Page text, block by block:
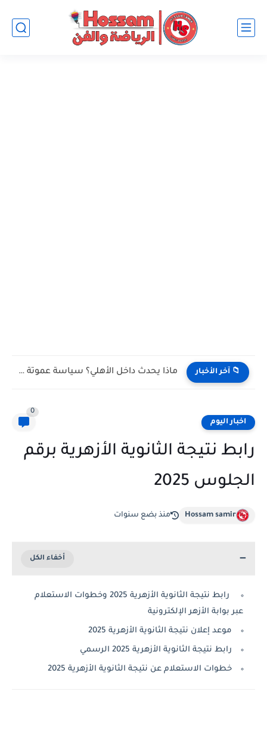
📁 آخر الأخبار ماذا يحدث داخل الأهلي؟ سياسة عموتة الجديدة تثير الجدل بعد...
اخبار اليوم
0
رابط نتيجة الثانوية الأزهرية برقم
الجلوس 2025
Hossam samir منذ بضع سنوات
رابط نتيجة الثانوية الأزهرية 2025 وخطوات الاستعلام
عبر بوابة الأزهر الإلكترونية
موعد إعلان نتيجة الثانوية الأزهرية 2025
رابط نتيجة الثانوية الأزهرية 2025 الرسمي
خطوات الاستعلام عن نتيجة الثانوية الأزهرية 2025